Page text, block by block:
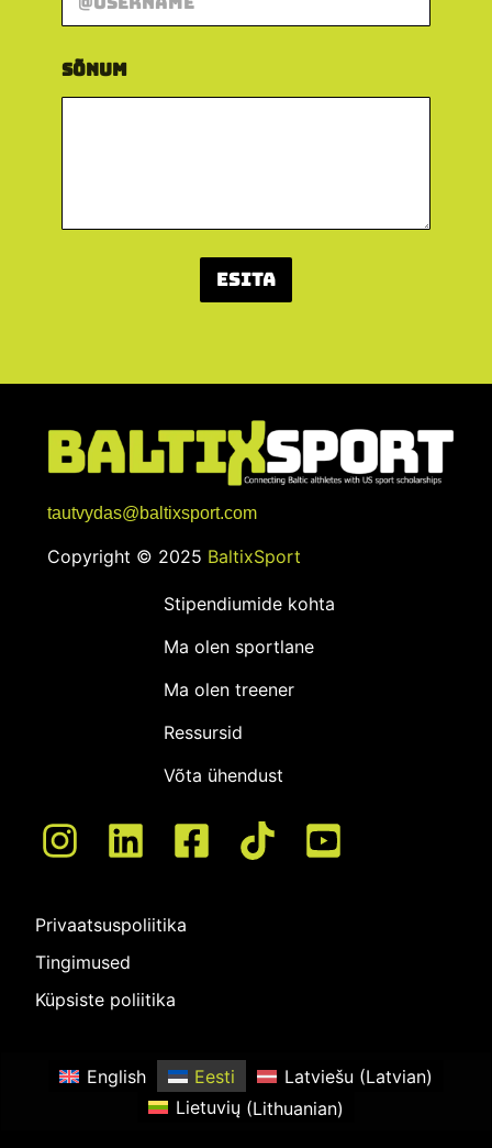
o
u
Sõnum
Esita
tautvydas@baltixsport.com
Copyright © 2025 BaltixSport
Stipendiumide kohta
Ma olen sportlane
Ma olen treener
Ressursid
Võta ühendust
Privaatsuspoliitika
Tingimused
Küpsiste poliitika
English Eesti Latviešu (Latvian)
Lietuvių (Lithuanian)